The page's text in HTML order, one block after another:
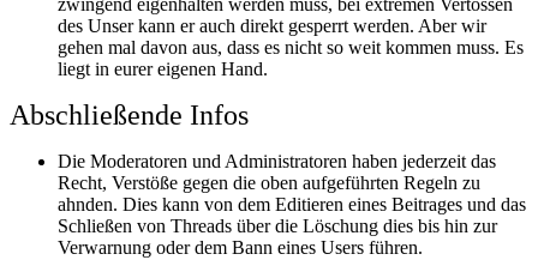
zwingend eigenhalten werden muss, bei extremen Vertössen
des Unser kann er auch direkt gesperrt werden. Aber wir
gehen mal davon aus, dass es nicht so weit kommen muss. Es
liegt in eurer eigenen Hand.
Abschließende Infos
Die Moderatoren und Administratoren haben jederzeit das
Recht, Verstöße gegen die oben aufgeführten Regeln zu
ahnden. Dies kann von dem Editieren eines Beitrages und das
Schließen von Threads über die Löschung dies bis hin zur
Verwarnung oder dem Bann eines Users führen.